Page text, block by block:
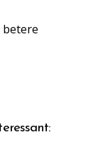
betere